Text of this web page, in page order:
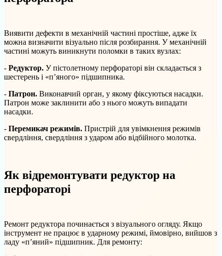
Виявити дефекти в механічній частині простіше, адже їх
можна визначити візуально після розбирання. У механічній
частині можуть виникнути поломки в таких вузлах:
- Редуктор. У пістолетному перфораторі він складається з
шестерень і «п’яного» підшипника.
- Патрон. Виконавчий орган, у якому фіксуються насадки.
Патрон може заклинити або з нього можуть випадати
насадки.
- Перемикач режимів. Пристрій для увімкнення режимів
свердління, свердління з ударом або відбійного молотка.
Як відремонтувати редуктор на
перфораторі
Ремонт редуктора починається з візуального огляду. Якщо
інструмент не працює в ударному режимі, ймовірно, вийшов з
ладу «п’яний» підшипник. Для ремонту: